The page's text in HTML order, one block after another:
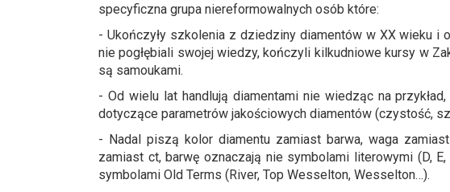
specyficzna grupa niereformowalnych osób które:
- Ukończyły szkolenia z dziedziny diamentów w XX wieku i
nie pogłębiali swojej wiedzy, kończyli kilkudniowe kursy w
są samoukami.
- Od wielu lat handlują diamentami nie wiedząc na
dotyczące parametrów jakościowych diamentów (czystość,
- Nadal piszą kolor diamentu zamiast barwa, waga
zamiast ct, barwę oznaczają nie symbolami literowymi (D,
symbolami Old Terms (River, Top Wesselton, Wesselton…).